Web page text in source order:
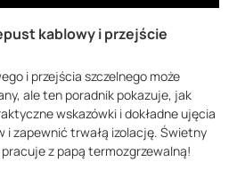
kablowy i przejście
i przejścia szczelnego może
ale ten poradnik pokazuje, jak
wskazówki i dokładne ujęcia
i zapewnić trwałą izolację. Świetny
z papą termozgrzewalną!